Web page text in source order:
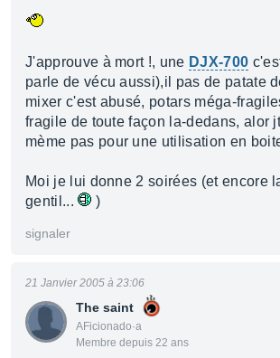
J'approuve à mort !, une DJX-700
parle de vécu aussi),il pas de patate
mixer c'est abusé, potars méga-
fragile de toute façon la-dedans, alor
mème pas pour une utilisation en
Moi je lui donne 2 soirées (et encore
gentil...
)
signaler
The saint
AFicionado·a
Membre depuis 22 ans
21 Janvier 2005 à 23:06